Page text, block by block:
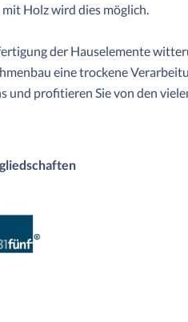
Holz wird dies möglich.
der Hauselemente
eine trockene
profitieren Sie von den